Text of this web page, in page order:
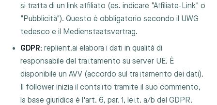
si tratta di un link affiliato (es. indicare "Affiliate-Link" o
"Pubblicità"). Questo è obbligatorio secondo il UWG
tedesco e il Medienstaatsvertrag.
GDPR: replient.ai elabora i dati in qualità di
responsabile del trattamento su server UE. È
disponibile un AVV (accordo sul trattamento dei dati).
Il follower inizia il contatto tramite il suo commento,
la base giuridica è l'art. 6, par. 1, lett. a/b del GDPR.